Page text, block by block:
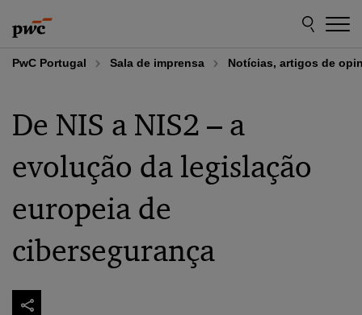
to
content
to
footer
PwC Portugal Sala de imprensa Notícias, artigos de
De NIS a NIS2 – a
evolução da legislação
europeia de
cibersegurança